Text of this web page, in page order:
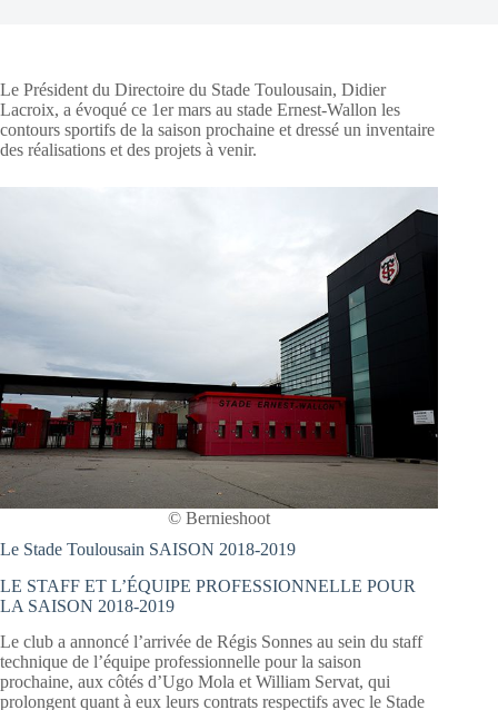
Le Président du Directoire du Stade Toulousain, Didier
Lacroix, a évoqué ce 1er mars au stade Ernest-Wallon les
contours sportifs de la saison prochaine et dressé un inventaire
des réalisations et des projets à venir.
© Bernieshoot
Le Stade Toulousain SAISON 2018-2019
LE STAFF ET L’ÉQUIPE PROFESSIONNELLE POUR
LA SAISON 2018-2019
Le club a annoncé l’arrivée de Régis Sonnes au sein du staff
technique de l’équipe professionnelle pour la saison
prochaine, aux côtés d’Ugo Mola et William Servat, qui
prolongent quant à eux leurs contrats respectifs avec le Stade